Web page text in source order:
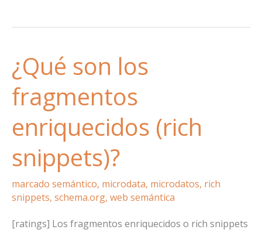
y
cómo
incorporar
la
semántica
¿Qué son los
fragmentos
enriquecidos (rich
snippets)?
marcado semántico, microdata, microdatos, rich
snippets, schema.org, web semántica
[ratings] Los fragmentos enriquecidos o rich snippets